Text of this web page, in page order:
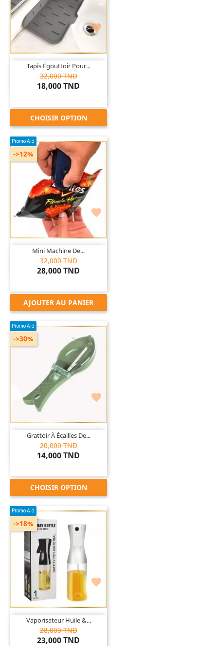

Tapis Égouttoir Pour...
32,000 TND
18,000 TND
CHOISIR OPTION

Promo Aid
Mini Machine De...
32,000 TND
28,000 TND
->12%
AJOUTER AU PANIER

Promo Aid
Grattoir À Écailles De...
20,000 TND
14,000 TND
->30%
CHOISIR OPTION

Promo Aid
Vaporisateur Huile &...
28,000 TND
23,000 TND
->18%